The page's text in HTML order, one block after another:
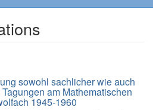
sowohl sachlicher wie auch
am Mathematischen
1945-1960